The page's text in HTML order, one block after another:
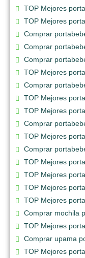
TOP Mejores
TOP Mejores
Comprar
Comprar
Comprar
TOP Mejores
Comprar
TOP Mejores
TOP Mejores
Comprar
TOP Mejores
Comprar
TOP Mejores
TOP Mejores
TOP Mejores
TOP Mejores
Comprar mochila
TOP Mejores
Comprar upama
TOP Mejores